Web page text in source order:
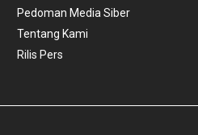
Pedoman Media Siber
Tentang Kami
Rilis Pers